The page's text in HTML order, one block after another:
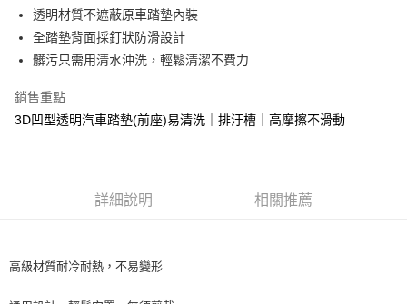
全盈+PAY
AFTEE先享後付
相關說明
AFTEE先享後付是「在收到商品之後才付款」的支付方式。 讓您購物簡單
便利好安心！
【「AFTEE先享後付」結帳流程】
３．收到繳費通知簡訊後14天內，點擊此簡訊中的連結，可透過四大超商／
※ 請注意：結帳手續完成當下不需立刻繳費，但若您需要取消訂單，請聯絡
ATM付款
每筆NT$70，滿NT$490(含以上)免運費
透明材質不遮蔽原車踏墊內裝
全踏墊背面採釘狀防滑設計
髒污只需用清水沖洗，輕鬆清潔不費力
銷售重點
3D凹型透明汽車踏墊(前座)易清洗｜排汙槽｜高摩擦不滑動
詳細說明 相關推薦
高級材質耐冷耐熱，不易變形